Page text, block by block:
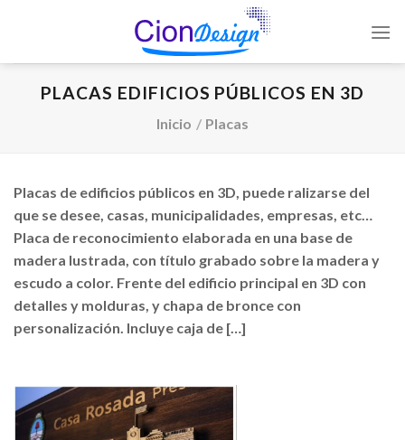
PLACAS EDIFICIOS PÚBLICOS EN 3D
Inicio / Placas
Placas de edificios públicos en 3D, puede ralizarse del
que se desee, casas, municipalidades, empresas, etc…
Placa de reconocimiento elaborada en una base de
madera lustrada, con título grabado sobre la madera y
escudo a color. Frente del edificio principal en 3D con
detalles y molduras, y chapa de bronce con
personalización. Incluye caja de […]